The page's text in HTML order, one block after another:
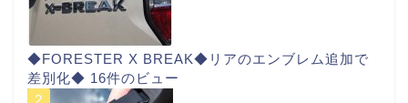
◆FORESTER X BREAK◆リアのエンブレム追加で
差別化◆ 16件のビュー